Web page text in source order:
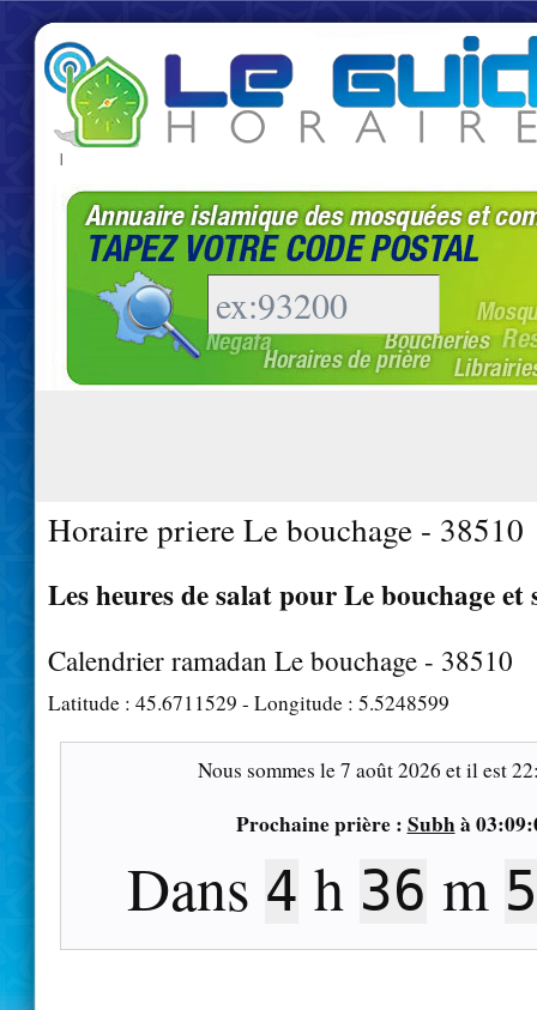
|
Horaire priere Le bouchage - 38510
Les heures de salat pour Le bouchage et
Calendrier ramadan Le bouchage - 38510
Latitude : 45.6711529 - Longitude : 5.5248599
Nous sommes le7 août 2026 et il est
Prochaine prière : Subhà
Dans 4 h 36 m